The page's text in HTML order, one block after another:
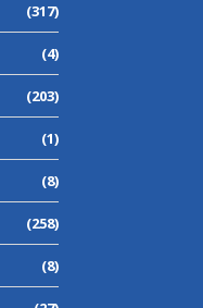
(317)
(4)
(203)
(1)
(8)
(258)
(8)